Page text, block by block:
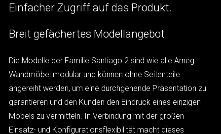
Einfacher Zugriff auf das Produkt.
Breit gefächertes Modellangebot.
Die Modelle der Familie Santiago 2 sind wie alle Arneg
Wandmöbel modular und können ohne Seitenteile
angereiht werden, um eine durchgehende Präsentation zu
garantieren und den Kunden den Eindruck eines einzigen
Möbels zu vermitteln. In Verbindung mit der großen
Einsatz- und Konfigurationsflexibilität macht dieses